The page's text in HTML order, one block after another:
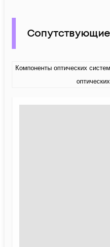
Компоненты оптических